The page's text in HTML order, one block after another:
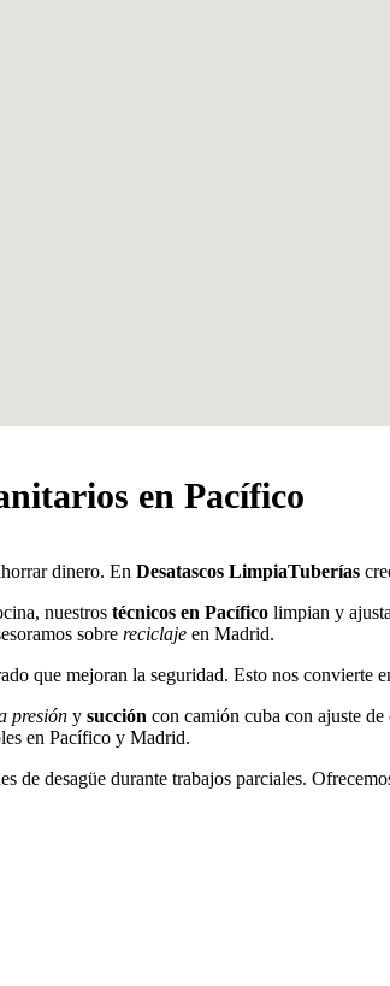
en Pacífico
dinero. En Desatascos LimpiaTuberías
nuestros técnicos en Pacífico limpian y
sobre reciclaje en Madrid.
que mejoran la seguridad. Esto nos convierte
presión y succión con camión cuba con ajuste
en Pacífico y Madrid.
de desagüe durante trabajos parciales.